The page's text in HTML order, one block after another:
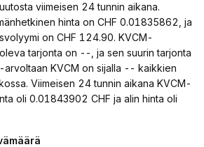
viimeisen 24 tunnin aikana.
hinta on CHF 0.01835862, ja
on CHF 124.90. KVCM-
tarjonta on --, ja sen suurin tarjonta
KVCM on sijalla -- kaikkien
Viimeisen 24 tunnin aikana KVCM-
oli 0.01843902 CHF ja alin hinta oli